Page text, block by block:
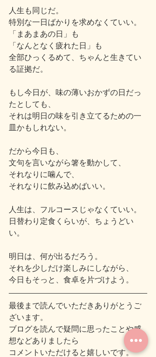
人生も同じだ。
特別な一日ばかりを求めなくていい。
「まあまあの日」も
「なんとなく疲れた日」も
全部ひっくるめて、ちゃんと生きてい
る証拠だ。
もし今日が、味の薄いおかずの日だっ
たとしても、
それは明日の味を引き立てるための一
皿かもしれない。
だから今日も、
文句を言いながら箸を動かして、
それなりに噛んで、
それなりに飲み込めばいい。
人生は、フルコースじゃなくていい。
日替わり定食くらいが、ちょうどい
い。
明日は、何が出るだろう。
それを少しだけ楽しみにしながら、
今日もそっと、食卓を片づけよう。
最後まで読んでいただきありがとうご
ざいます。
ブログを読んで疑問に思ったことや感
想などありましたら
コメントいただけると嬉しいです。